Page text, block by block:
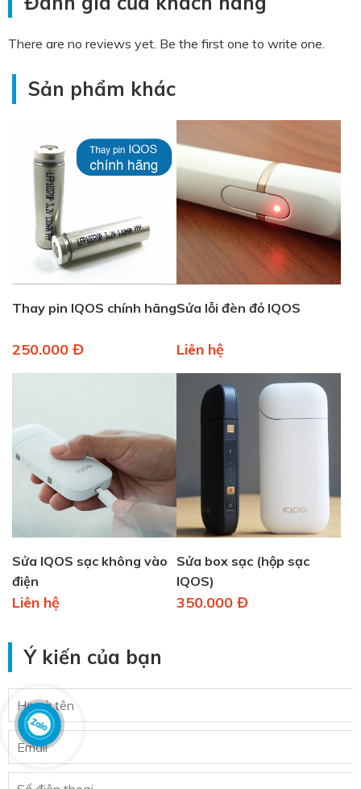
There are no reviews yet. Be the first one to write one.
Sản phẩm khác
Thay pin IQOS chính hãng
250.000 Đ
Sửa lỗi đèn đỏ IQOS
Liên hệ
Sửa IQOS sạc không vào
điện
Liên hệ
Sửa box sạc (hộp sạc
IQOS)
350.000 Đ
Ý kiến của bạn